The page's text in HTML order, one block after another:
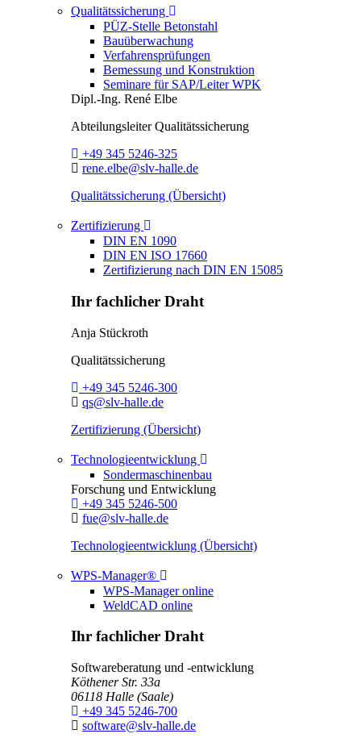
Qualitätssicherung Toggle Dropdown
PÜZ-Stelle Betonstahl
Bauüberwachung
Verfahrensprüfungen
Bemessung und Konstruktion
Seminare für SAP/Leiter WPK
Dipl.-Ing. René Elbe
AbteilungsleiterQualitätssicherung
Telefon:
+49 345 5246-325
E-Mail:
rene.elbe@slv-halle.de
Qualitätssicherung (Übersicht)
Zertifizierung Toggle Dropdown
DIN EN 1090
DIN EN ISO 17660
Zertifizierung nach DIN EN 15085
Ihr fachlicher Draht
Anja Stückroth
Qualitätssicherung
Telefon:
+49 345 5246-300
E-Mail:
qs@slv-halle.de
Zertifizierung (Übersicht)
Technologieentwicklung Toggle Dropdown
Sondermaschinenbau
Forschung und Entwicklung
Telefon:
+49 345 5246-500
E-Mail:
fue@slv-halle.de
Technologieentwicklung (Übersicht)
WPS-Manager® Toggle Dropdown
WPS-Manager online
WeldCAD online
Ihr fachlicher Draht
Softwareberatung und -entwicklung
Köthener Str. 33a
06118 Halle (Saale)
Telefon:
+49 345 5246-700
E-Mail:
software@slv-halle.de